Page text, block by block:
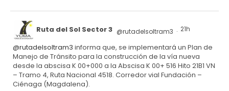
Ruta del Sol Sector 3 @rutadelsoltram3 · 21h
@rutadelsoltram3 informa que, se implementará un Plan de
Manejo de Tránsito para la construcción de la vía nueva
desde la abscisa K 00+000 a la Abscisa K 00+ 516 Hito 21B1 VN
– Tramo 4, Ruta Nacional 4518. Corredor vial Fundación –
Ciénaga (Magdalena).